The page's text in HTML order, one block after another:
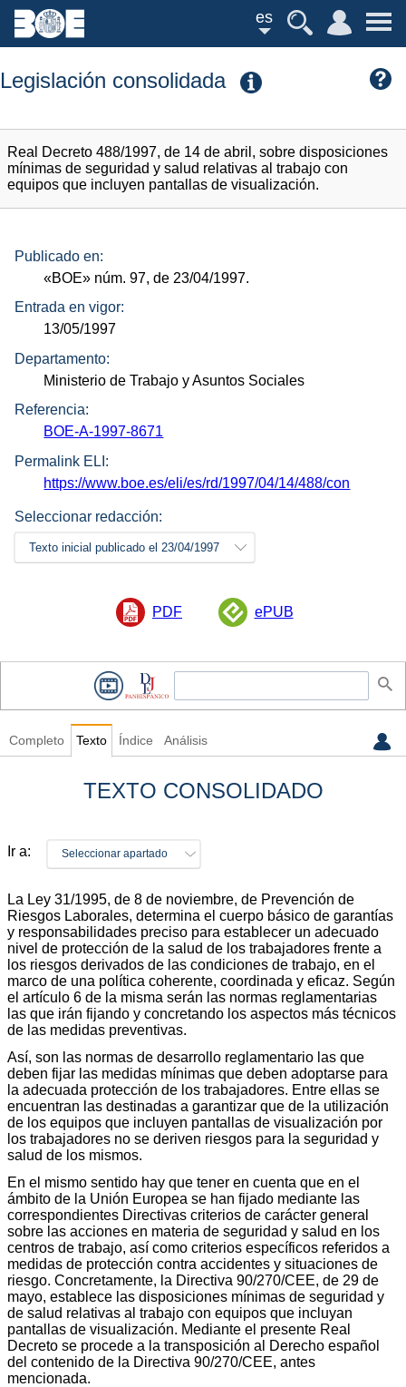
es
Legislación consolidada
Real Decreto 488/1997, de 14 de abril, sobre disposiciones
mínimas de seguridad y salud relativas al trabajo con
equipos que incluyen pantallas de visualización.
Publicado en:
«BOE» núm. 97, de 23/04/1997.
Entrada en vigor:
13/05/1997
Departamento:
Ministerio de Trabajo y Asuntos Sociales
Referencia:
BOE-A-1997-8671
Permalink ELI:
https://www.boe.es/eli/es/rd/1997/04/14/488/con
Seleccionar redacción:
Texto inicial publicado el 23/04/1997
PDF ePUB
Completo Texto Índice Análisis
TEXTO CONSOLIDADO
Ir a: Seleccionar apartado
La Ley 31/1995, de 8 de noviembre, de Prevención de
Riesgos Laborales, determina el cuerpo básico de garantías
y responsabilidades preciso para establecer un adecuado
nivel de protección de la salud de los trabajadores frente a
los riesgos derivados de las condiciones de trabajo, en el
marco de una política coherente, coordinada y eficaz. Según
el artículo 6 de la misma serán las normas reglamentarias
las que irán fijando y concretando los aspectos más técnicos
de las medidas preventivas.
Así, son las normas de desarrollo reglamentario las que
deben fijar las medidas mínimas que deben adoptarse para
la adecuada protección de los trabajadores. Entre ellas se
encuentran las destinadas a garantizar que de la utilización
de los equipos que incluyen pantallas de visualización por
los trabajadores no se deriven riesgos para la seguridad y
salud de los mismos.
En el mismo sentido hay que tener en cuenta que en el
ámbito de la Unión Europea se han fijado mediante las
correspondientes Directivas criterios de carácter general
sobre las acciones en materia de seguridad y salud en los
centros de trabajo, así como criterios específicos referidos a
medidas de protección contra accidentes y situaciones de
riesgo. Concretamente, la Directiva 90/270/CEE, de 29 de
mayo, establece las disposiciones mínimas de seguridad y
de salud relativas al trabajo con equipos que incluyan
pantallas de visualización. Mediante el presente Real
Decreto se procede a la transposición al Derecho español
del contenido de la Directiva 90/270/CEE, antes
mencionada.